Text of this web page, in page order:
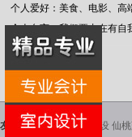
个人爱好：美食、电影、高
个人名言：我们要内在有自
友情链接： 仙桃网站建设 仙